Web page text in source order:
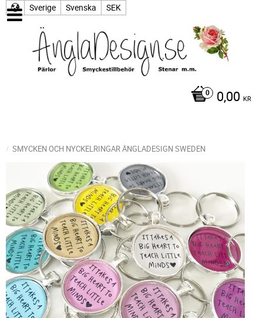
Sverige Svenska SEK
0,00 KR
SMYCKEN OCH NYCKELRINGAR ÄNGLADESIGN SWEDEN